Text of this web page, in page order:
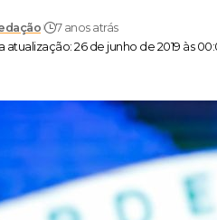
atualização: 26 de junho de 2019 às
7 anos atrás